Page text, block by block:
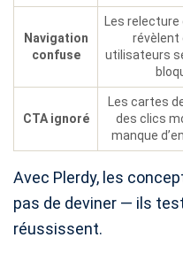
Navigation
confuse
Les
révèlent
utilisateurs
CTA ignoré
Les cartes
des clics
manque
Avec Plerdy, les
pas de deviner — ils
réussissent.